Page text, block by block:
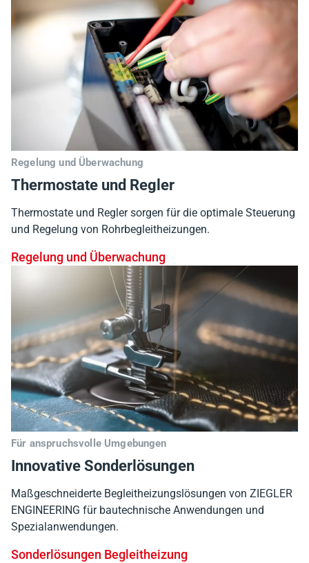
Regelung und Überwachung
Thermostate und Regler
Thermostate und Regler sorgen für die optimale Steuerung
und Regelung von Rohrbegleitheizungen.
Regelung und Überwachung
Für anspruchsvolle Umgebungen
Innovative Sonderlösungen
Maßgeschneiderte Begleitheizungslösungen von ZIEGLER
ENGINEERING für bautechnische Anwendungen und
Spezialanwendungen.
Sonderlösungen Begleitheizung